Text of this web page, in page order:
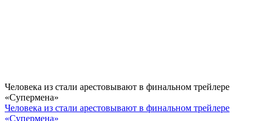
Человека из стали арестовывают в финальном трейлере
«Супермена»
Человека из стали арестовывают в финальном трейлере
«Супермена»